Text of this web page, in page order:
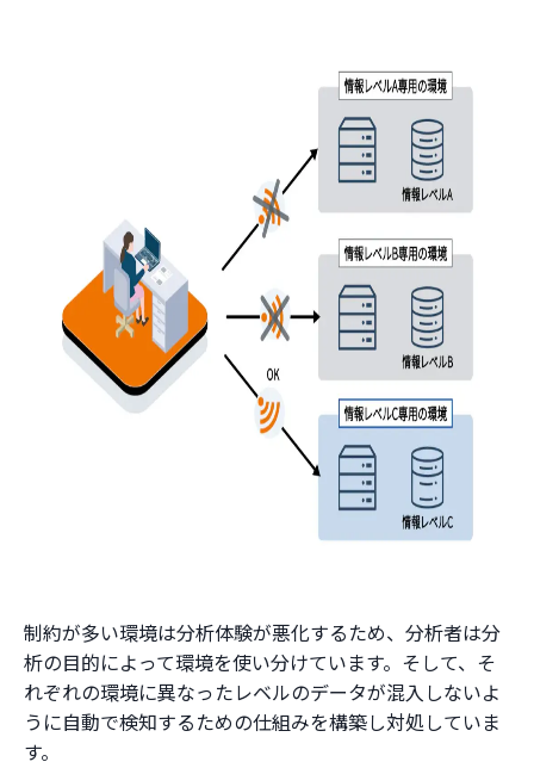
制約が多い環境は分析体験が悪化するため、分析者は分
析の目的によって環境を使い分けています。そして、そ
れぞれの環境に異なったレベルのデータが混入しないよ
うに自動で検知するための仕組みを構築し対処していま
す。